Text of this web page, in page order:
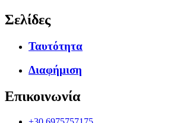
Σελίδες
Ταυτότητα
Διαφήμιση
Επικοινωνία